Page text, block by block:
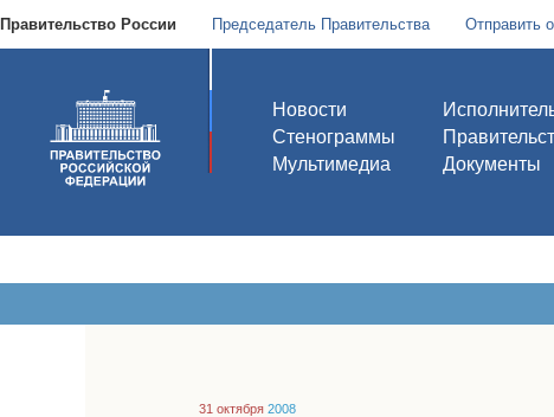
Правительство России Председатель Правительства Отправить
Новости
Стенограммы
Мультимедиа
Документы
31 октября 2008